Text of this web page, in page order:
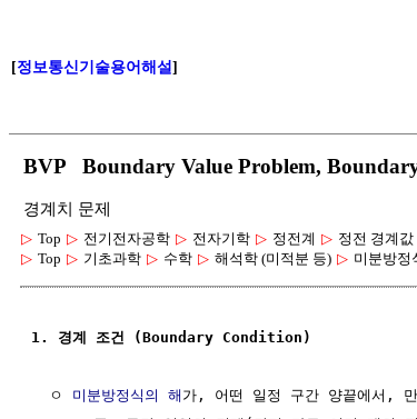
[정보통신기술용어해설]
BVP Boundary Value Problem,
경계치 문제
▷ Top ▷ 전기전자공학 ▷ 전자기학 ▷ 정전계 ▷ 정전 경계값
▷ Top ▷ 기초과학 ▷ 수학 ▷ 해석학 (미적분 등) ▷ 미분방정
1. 경계 조건 (Boundary Condition)
  ㅇ
미분방정식의 해 가, 어떤 일정 구간 양끝에서, 만